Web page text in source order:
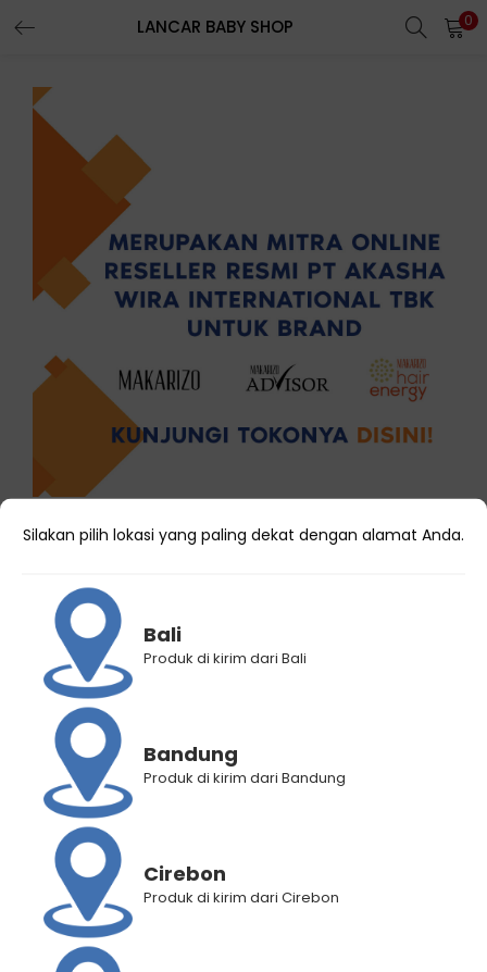
LANCAR BABY SHOP 0
Region
JAWA TIMUR
Kota
Kode
Reseller
Nama
Online Shop
LANCAR BABY SHOP
Link Toko
Silakan pilih lokasi yang paling dekat dengan alamat Anda.
Bali
Produk di kirim dari Bali
Bandung
Produk di kirim dari Bandung
Cirebon
Produk di kirim dari Cirebon